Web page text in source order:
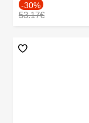
-30%
53.17€